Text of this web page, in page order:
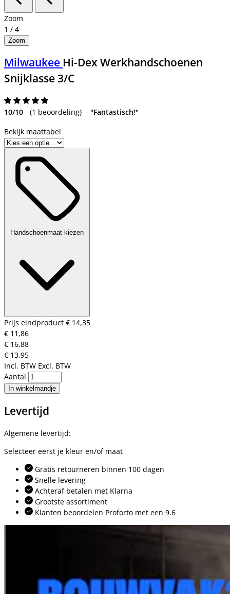
Zoom
1 / 4
Zoom
Milwaukee Hi-Dex Werkhandschoenen
Snijklasse 3/C
10/10 - (1 beoordeling) - "Fantastisch!"
Bekijk maattabel
Handschoenmaat kiezen
Prijs eindproduct € 14,35
€ 11,86
€ 16,88
€ 13,95
Incl. BTW Excl. BTW
Aantal
In winkelmandje
Levertijd
Algemene levertijd:
Selecteer eerst je kleur en/of maat
Gratis retourneren binnen 100 dagen
Snelle levering
Achteraf betalen met Klarna
Grootste assortiment
Klanten beoordelen Proforto met een 9.6